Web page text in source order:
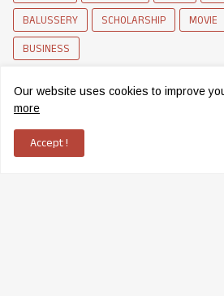
BALUSSERY
SCHOLARSHIP MOVIE
BUSINESS
Our website uses cookies to improve
more
Accept !